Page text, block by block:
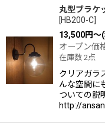
丸型ブラ
[HB200-C
13,500円～
オープン価
在庫数 2点
クリアガラ
んな空間に
ついての説
http://